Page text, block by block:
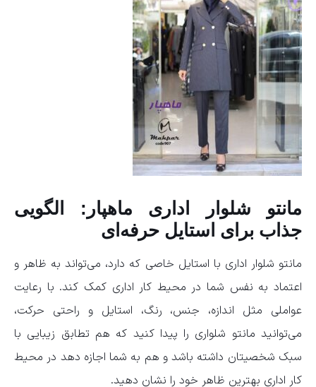
مانتو شلوار اداری ماهپار: الگویی
جذاب برای استایل حرفه‌ای
مانتو شلوار اداری با استایل خاصی که دارد، می‌تواند به ظاهر و
اعتماد به نفس شما در محیط کار اداری کمک کند. با رعایت
عواملی مثل اندازه، جنس، رنگ، استایل و راحتی حرکت،
می‌توانید مانتو شلواری را پیدا کنید که هم تطابق زیبایی با
سبک شخصیتان داشته باشد و هم به شما اجازه دهد در محیط
کار اداری بهترین ظاهر خود را نشان دهید.